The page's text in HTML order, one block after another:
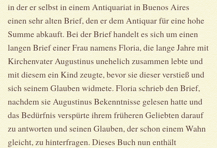
in der er selbst in einem Antiquariat in Buenos Aires
einen sehr alten Brief, den er dem Antiquar für eine hohe
Summe abkauft. Bei der Brief handelt es sich um einen
langen Brief einer Frau namens Floria, die lange Jahre mit
Kirchenvater Augustinus unehelich zusammen lebte und
mit diesem ein Kind zeugte, bevor sie dieser verstieß und
sich seinem Glauben widmete. Floria schrieb den Brief,
nachdem sie Augustinus Bekenntnisse gelesen hatte und
das Bedürfnis verspürte ihrem früheren Geliebten darauf
zu antworten und seinen Glauben, der schon einem Wahn
gleicht, zu hinterfragen. Dieses Buch nun enthält